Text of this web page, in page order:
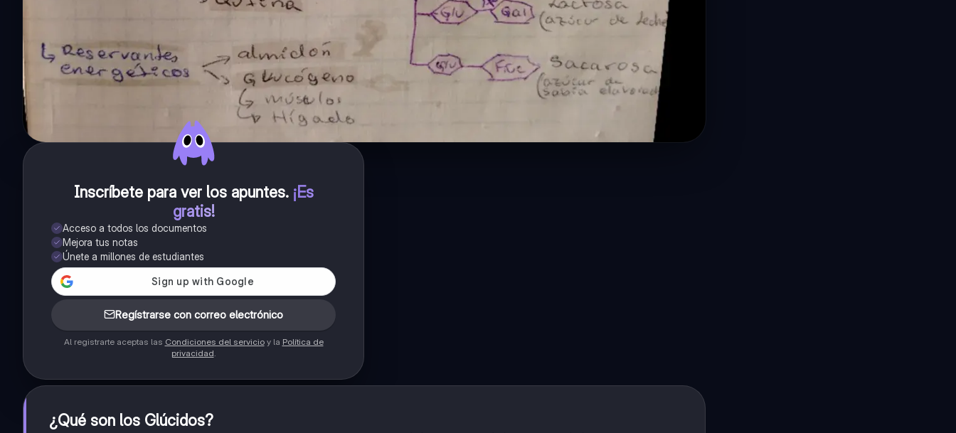
Inscríbete para ver los apuntes. ¡Es
gratis!
Acceso a todos los documentos
Mejora tus notas
Únete a millones de estudiantes
Regístrarse con correo electrónico
Al registrarte aceptas las Condiciones del servicioy la Política de
privacidad.
¿Qué son los Glúcidos?